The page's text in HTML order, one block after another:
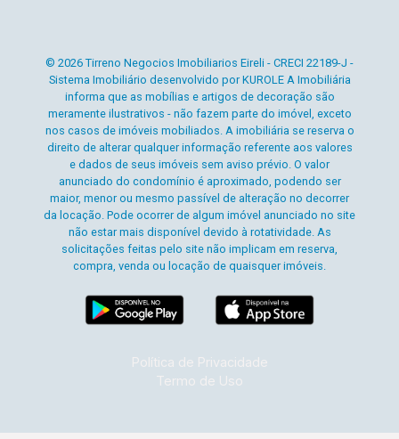
© 2026 Tirreno Negocios Imobiliarios Eireli - CRECI 22189-J -
Sistema Imobiliário desenvolvido por KUROLE A Imobiliária
informa que as mobílias e artigos de decoração são
meramente ilustrativos - não fazem parte do imóvel, exceto
nos casos de imóveis mobiliados. A imobiliária se reserva o
direito de alterar qualquer informação referente aos valores
e dados de seus imóveis sem aviso prévio. O valor
anunciado do condomínio é aproximado, podendo ser
maior, menor ou mesmo passível de alteração no decorrer
da locação. Pode ocorrer de algum imóvel anunciado no site
não estar mais disponível devido à rotatividade. As
solicitações feitas pelo site não implicam em reserva,
compra, venda ou locação de quaisquer imóveis.
Política de Privacidade
Termo de Uso